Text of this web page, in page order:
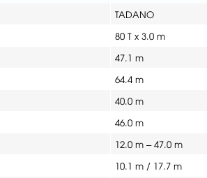
TADANO
80 T x 3.0 m
47.1 m
64.4 m
40.0 m
46.0 m
12.0 m – 47.0 m
10.1 m / 17.7 m